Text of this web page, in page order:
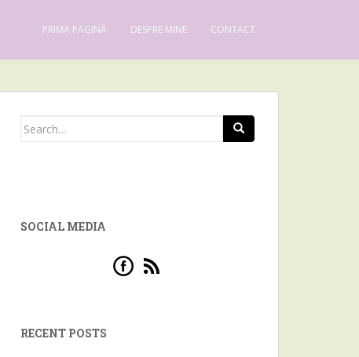
PRIMA PAGINĂ DESPRE MINE CONTACT
Search for:
SOCIAL MEDIA
RECENT POSTS